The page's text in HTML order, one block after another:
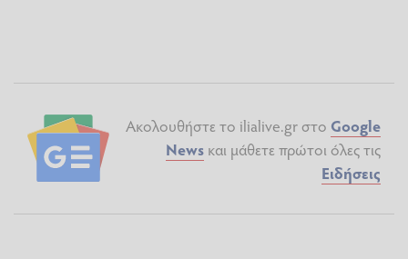
Ακολουθήστε το ilialive.gr στο Google
News και μάθετε πρώτοι όλες τις
Ειδήσεις